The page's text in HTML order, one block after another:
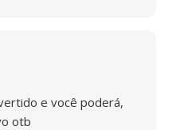
e você poderá,
otb